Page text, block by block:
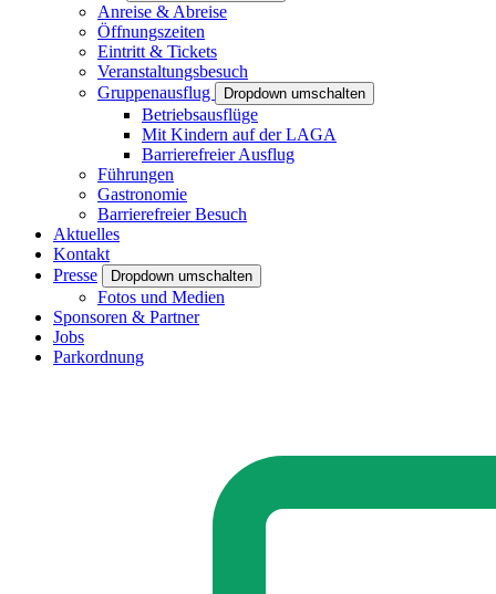
Anreise & Abreise
Öffnungszeiten
Eintritt & Tickets
Veranstaltungsbesuch
Gruppenausflug
Dropdown umschalten
Betriebsausflüge
Mit Kindern auf der LAGA
Barrierefreier Ausflug
Führungen
Gastronomie
Barrierefreier Besuch
Aktuelles
Kontakt
Presse
Dropdown umschalten
Fotos und Medien
Sponsoren & Partner
Jobs
Parkordnung